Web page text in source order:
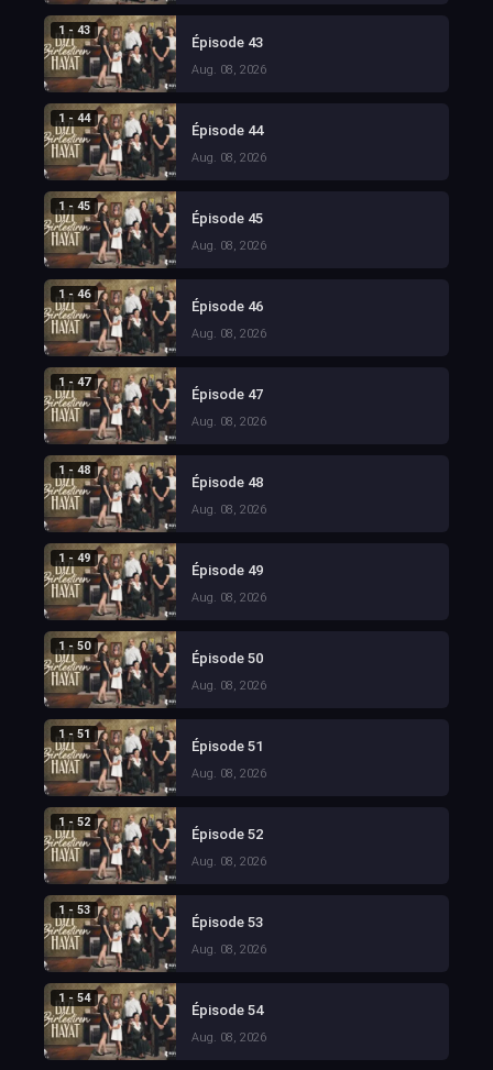
1 - 43
Épisode 43
Aug. 08, 2026
1 - 44
Épisode 44
Aug. 08, 2026
1 - 45
Épisode 45
Aug. 08, 2026
1 - 46
Épisode 46
Aug. 08, 2026
1 - 47
Épisode 47
Aug. 08, 2026
1 - 48
Épisode 48
Aug. 08, 2026
1 - 49
Épisode 49
Aug. 08, 2026
1 - 50
Épisode 50
Aug. 08, 2026
1 - 51
Épisode 51
Aug. 08, 2026
1 - 52
Épisode 52
Aug. 08, 2026
1 - 53
Épisode 53
Aug. 08, 2026
1 - 54
Épisode 54
Aug. 08, 2026